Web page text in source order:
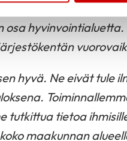
hyvinvoinnin,
osa
hyvä. Ne eivät tule
tutkittua tietoa
maakunnan